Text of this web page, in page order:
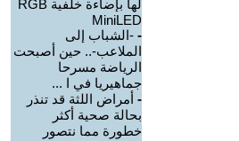
لها بإضاءة خلفية RGB
MiniLED
- -الشباب إلى
الملاعب-.. حين أصبحت
الرياضة مسرحا
جماهيريا في ا ...
- أمراض اللثة قد تنذر
بحالة صحية أكثر
خطورة مما نتصور